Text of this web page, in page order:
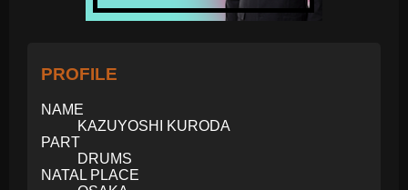
PROFILE
NAME
KAZUYOSHI KURODA
PART
DRUMS
NATAL PLACE